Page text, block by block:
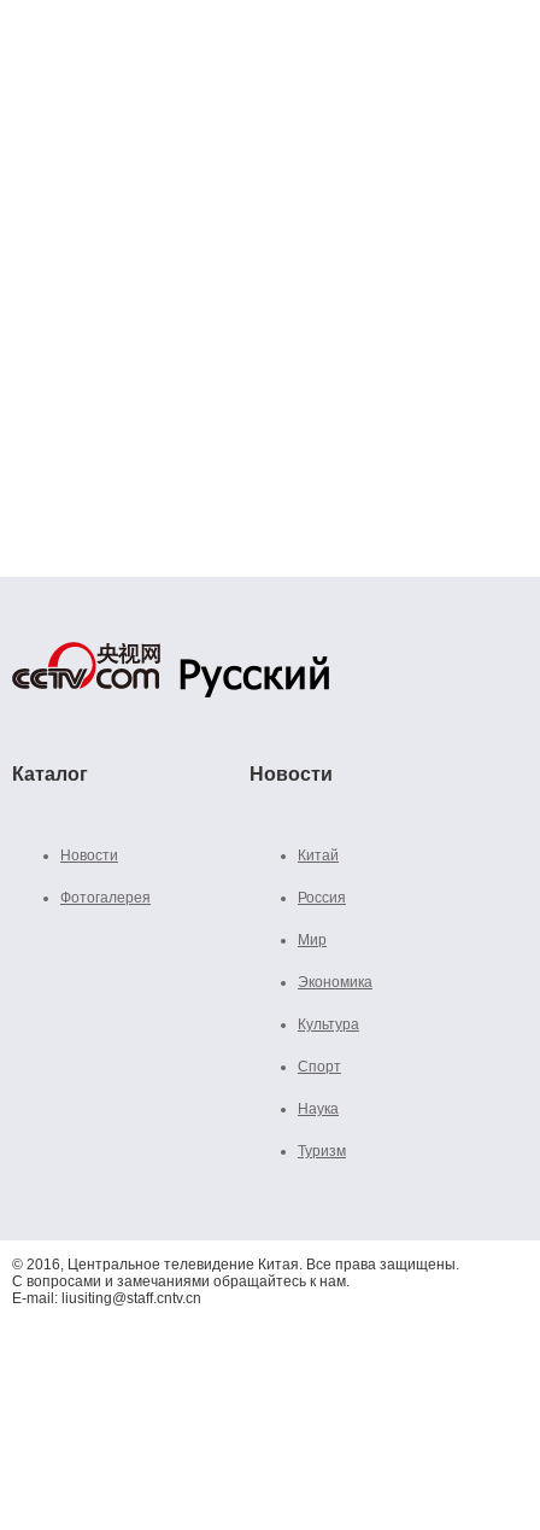
Каталог
Новости
Фотогалерея
Новости
Китай
Россия
Мир
Экономика
Культура
Спорт
Наука
Туризм
© 2016, Центральное телевидение Китая. Все права защищены.
С вопросами и замечаниями обращайтесь к нам.
E-mail: liusiting@staff.cntv.cn